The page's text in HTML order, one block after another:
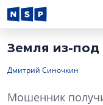
Земля из-под
Дмитрий Синочкин
Мошенник